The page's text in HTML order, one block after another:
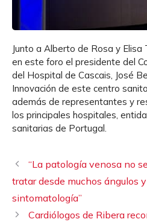
Junto a Alberto de Rosa y
en este foro el presidente del
del Hospital de Cascais, José
Innovación de este centro
además de representantes y
los principales hospitales,
sanitarias de Portugal.
“La patología venosa no
tratar desde muchos ángulos
sintomatología”
Cardiólogos de Ribera